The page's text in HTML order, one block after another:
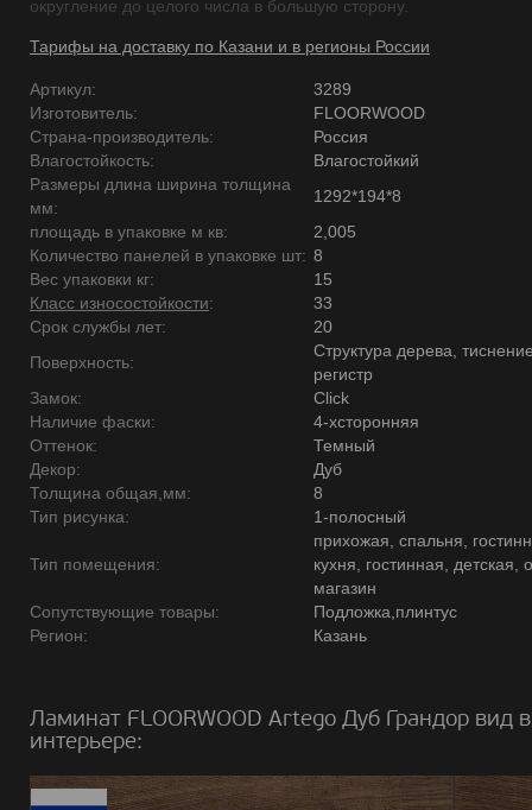
округление до целого числа в большую сторону.
Тарифы на доставку по Казани и в регионы России
Артикул:
3289
Изготовитель:
FLOORWOOD
Страна-производитель:
Россия
Влагостойкость:
Влагостойкий
Размеры длина ширина толщина
мм:
1292*194*8
площадь в упаковке м кв:
2,005
Количество панелей в упаковке шт: 8
Вес упаковки кг:
15
Класс износостойкости:
33
Срок службы лет:
20
Поверхность:
Структура дерева,
регистр
Замок:
Click
Наличие фаски:
4-хсторонняя
Оттенок:
Темный
Декор:
Дуб
Толщина общая,мм:
8
Тип рисунка:
1-полосный
Тип помещения:
прихожая, спальня,
кухня, гостинная, детская,
магазин
Сопутствующие товары:
Подложка,плинтус
Регион:
Казань
Ламинат FLOORWOOD Artego Дуб Грандор вид в
интерьере: